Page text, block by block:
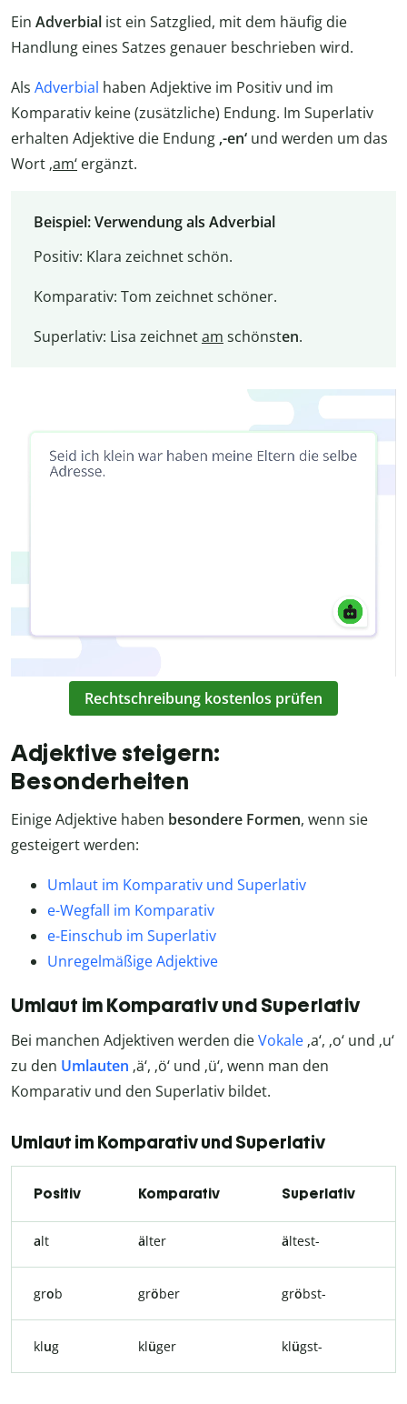
Ein Adverbial ist ein Satzglied, mit dem häufig die
Handlung eines Satzes genauer beschrieben wird.
Als Adverbial haben Adjektive im Positiv und im
Komparativ keine (zusätzliche) Endung. Im Superlativ
erhalten Adjektive die Endung ‚-en‘ und werden um das
Wort ‚am‘ ergänzt.
Beispiel: Verwendung als Adverbial
Positiv: Klara zeichnet schön.
Komparativ: Tom zeichnet schöner.
Superlativ: Lisa zeichnetam schönsten.
Rechtschreibung kostenlos prüfen
Adjektive steigern:
Besonderheiten
Einige Adjektive haben besondere Formen, wenn sie
gesteigert werden:
Umlaut im Komparativ und Superlativ
e-Wegfall im Komparativ
e-Einschub im Superlativ
Unregelmäßige Adjektive
Umlaut im Komparativ und Superlativ
Bei manchen Adjektiven werden dieVokale‚a‘, ‚o‘ und ‚u‘
zu den Umlauten ‚ä‘, ‚ö‘ und ‚ü‘, wenn man den
Komparativ und den Superlativ bildet.
Umlaut im Komparativ und Superlativ
Positiv Komparativ Superlativ
alt älter ältest-
grob gröber gröbst-
klug klüger klügst-